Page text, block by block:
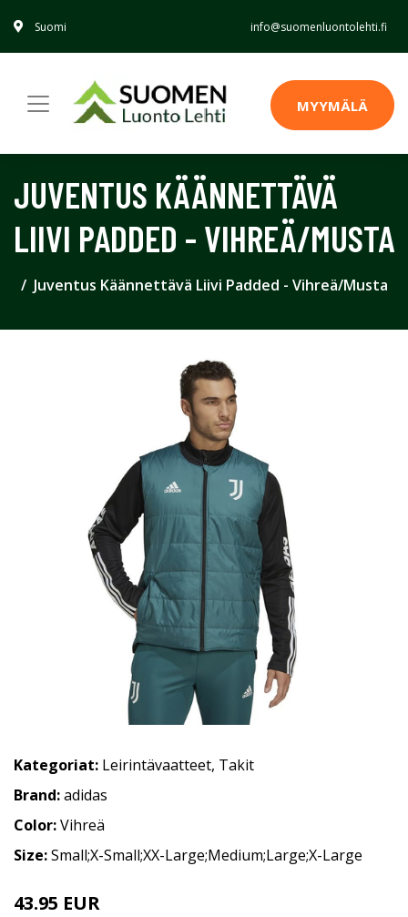
Suomi info@suomenluontolehti.fi
MYYMÄLÄ
JUVENTUS KÄÄNNETTÄVÄ
LIIVI PADDED - VIHREÄ/MUSTA
Juventus Käännettävä Liivi Padded - Vihreä/Musta
Kategoriat: Leirintävaatteet, Takit
Brand:adidas
Color:Vihreä
Size:Small;X-Small;XX-Large;Medium;Large;X-Large
43.95 EUR